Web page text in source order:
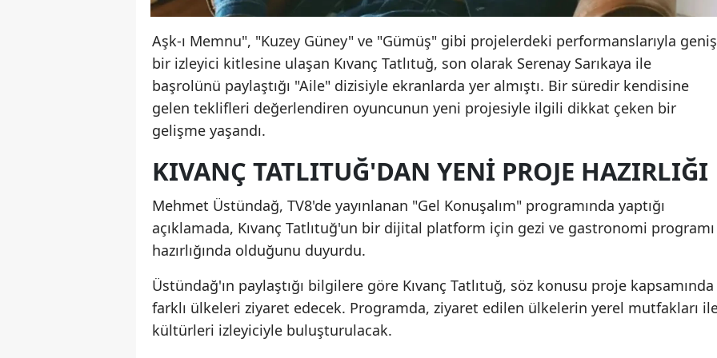
Aşk-ı Memnu", "Kuzey Güney" ve "Gümüş" gibi projelerdeki performanslarıyla geniş
bir izleyici kitlesine ulaşan Kıvanç Tatlıtuğ, son olarak Serenay Sarıkaya ile
başrolünü paylaştığı "Aile" dizisiyle ekranlarda yer almıştı. Bir süredir kendisine
gelen teklifleri değerlendiren oyuncunun yeni projesiyle ilgili dikkat çeken bir
gelişme yaşandı.
KIVANÇ TATLITUĞ'DAN YENI PROJE HAZIRLIĞI
Mehmet Üstündağ, TV8'de yayınlanan "Gel Konuşalım" programında yaptığı
açıklamada, Kıvanç Tatlıtuğ'un bir dijital platform için gezi ve gastronomi programı
hazırlığında olduğunu duyurdu.
Üstündağ'ın paylaştığı bilgilere göre Kıvanç Tatlıtuğ, söz konusu proje kapsamında
farklı ülkeleri ziyaret edecek. Programda, ziyaret edilen ülkelerin yerel mutfakları
kültürleri izleyiciyle buluşturulacak.